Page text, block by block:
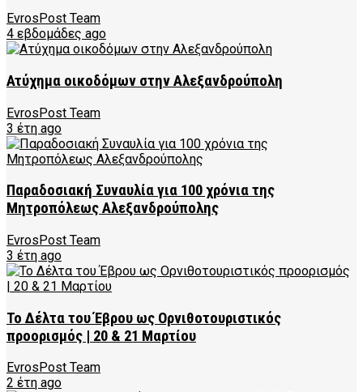
EvrosPost Team
4 εβδομάδες ago
Ατύχημα οικοδόμων στην Αλεξανδρούπολη
EvrosPost Team
3 έτη ago
Παραδοσιακή Συναυλία για 100 χρόνια της
Μητροπόλεως Αλεξανδρούπολης
EvrosPost Team
3 έτη ago
Το Δέλτα του Έβρου ως Ορνιθοτουριστικός
προορισμός | 20 & 21 Μαρτίου
EvrosPost Team
2 έτη ago